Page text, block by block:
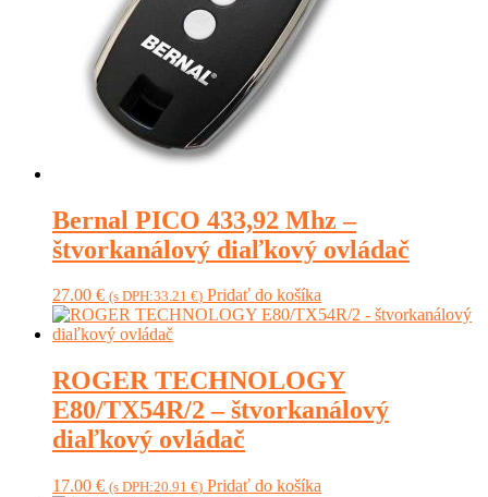
Bernal PICO 433,92 Mhz –
štvorkanálový diaľkový ovládač
27.00 € (s DPH:33.21 €) Pridať do košíka
ROGER TECHNOLOGY
E80/TX54R/2 – štvorkanálový
diaľkový ovládač
17.00 € (s DPH:20.91 €) Pridať do košíka